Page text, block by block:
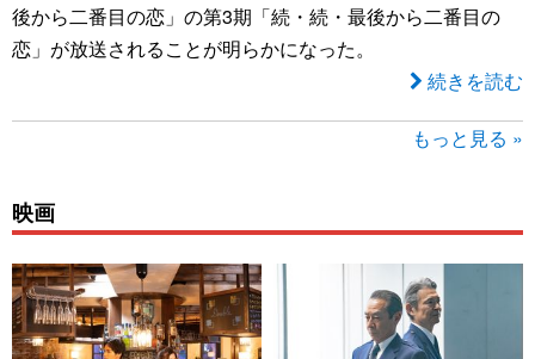
後から二番目の恋」の第3期「続・続・最後から二番目の
恋」が放送されることが明らかになった。
続きを読む
もっと見る »
映画